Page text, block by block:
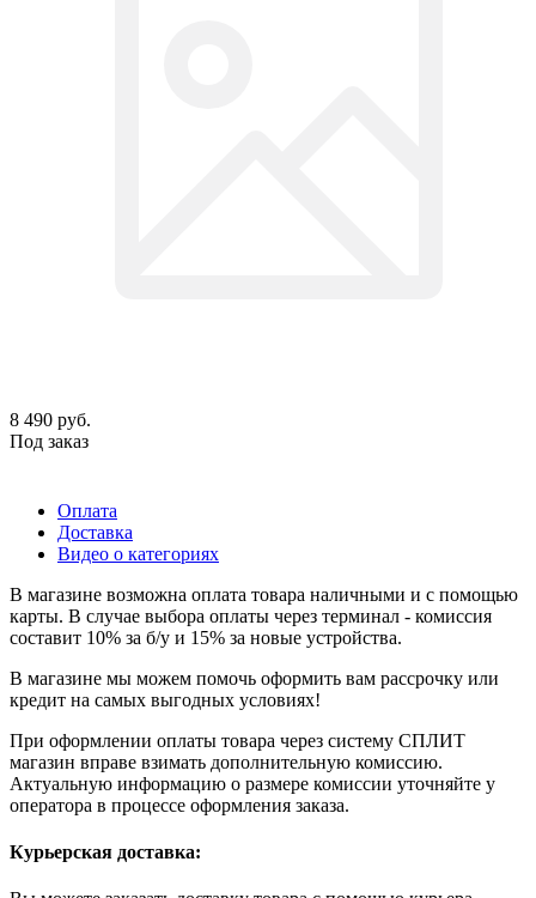
8 490 руб.
Под заказ
Оплата
Доставка
Видео о категориях
В магазине возможна оплата товара наличными и с помощью
карты. В случае выбора оплаты через терминал - комиссия
составит 10% за б/у и 15% за новые устройства.
В магазине мы можем помочь оформить вам рассрочку или
кредит на самых выгодных условиях!
При оформлении оплаты товара через систему СПЛИТ
магазин вправе взимать дополнительную комиссию.
Актуальную информацию о размере комиссии уточняйте у
оператора в процессе оформления заказа.
Курьерская доставка: